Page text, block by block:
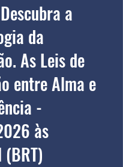
a
da
As Leis de
entre Alma e
-
às